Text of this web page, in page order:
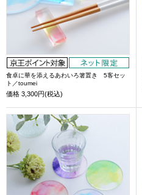
食卓に華を添えるあわいろ箸置き 5客セッ
ト／toumei
価格 3,300円(税込)